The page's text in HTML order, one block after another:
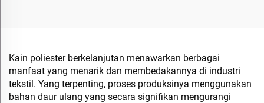
Kain poliester berkelanjutan menawarkan berbagai
manfaat yang menarik dan membedakannya di industri
tekstil. Yang terpenting, proses produksinya menggunakan
bahan daur ulang yang secara signifikan mengurangi